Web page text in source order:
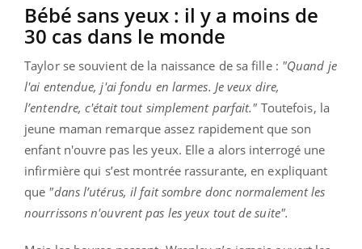
Bébé sans yeux : il y a moins de
30 cas dans le monde
Taylor se souvient de la naissance de sa fille : "Quand je
l'ai entendue, j'ai fondu en larmes. Je veux dire,
l’entendre, c'était tout simplement parfait." Toutefois, la
jeune maman remarque assez rapidement que son
enfant n'ouvre pas les yeux. Elle a alors interrogé une
infirmière qui s’est montrée rassurante, en expliquant
que "dans l’utérus, il fait sombre donc normalement les
nourrissons n'ouvrent pas les yeux tout de suite".